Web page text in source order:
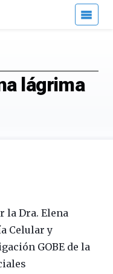
lágrima
la Dra. Elena
Celular y
GOBE de la